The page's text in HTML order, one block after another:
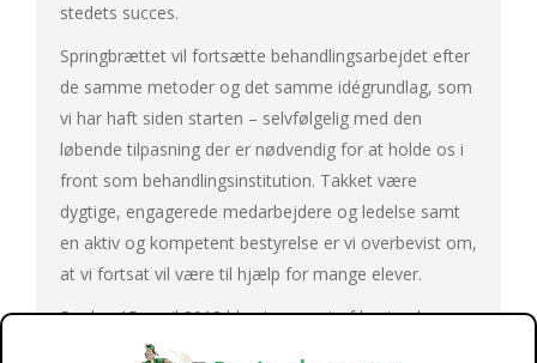
stedets succes.
Springbrættet vil fortsætte behandlingsarbejdet efter
de samme metoder og det samme idégrundlag, som
vi har haft siden starten – selvfølgelig med den
løbende tilpasning der er nødvendig for at holde os i
front som behandlingsinstitution. Takket være
dygtige, engagerede medarbejdere og ledelse samt
en aktiv og kompetent bestyrelse er vi overbevist om,
at vi fortsat vil være til hjælp for mange elever.
Pr. den 15. april 2013 blev jeg ansat af bestyrelsen
som ny forstander på DSI Springbrættet og jeg vil